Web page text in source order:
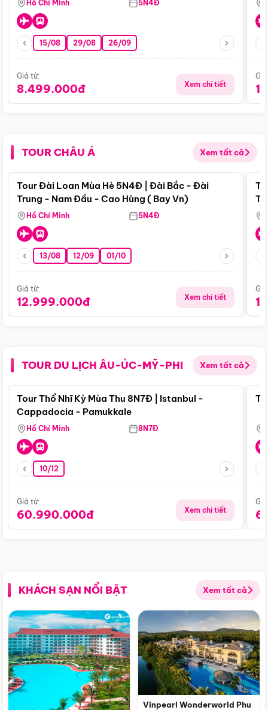
Hồ Chí Minh 5N4Đ
15/08 29/08 26/09
Giá từ:
8.499.000đ Xem chi tiết
TOUR CHÂU Á Xem tất cả
Điểm nổi bật
Tour Đài Loan Mùa Hè 5N4Đ | Đài Bắc - Đài
Trung - Nam Đầu - Cao Hùng ( Bay Vn)
Hồ Chí Minh 5N4Đ
13/08 12/09 01/10
Giá từ:
12.999.000đ Xem chi tiết
TOUR DU LỊCH ÂU-ÚC-MỸ-PHI Xem tất cả
Điểm nổi bật
Tour Thổ Nhĩ Kỳ Mùa Thu 8N7Đ | Istanbul -
Cappadocia - Pamukkale
Hồ Chí Minh 8N7Đ
10/12
Giá từ:
60.990.000đ Xem chi tiết
KHÁCH SẠN NỔI BẬT Xem tất cả
Vinpearl Wonderworld Phu